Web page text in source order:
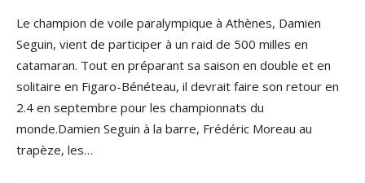
Le champion de voile paralympique à Athènes, Damien
Seguin, vient de participer à un raid de 500 milles en
catamaran. Tout en préparant sa saison en double et en
solitaire en Figaro-Bénéteau, il devrait faire son retour en
2.4 en septembre pour les championnats du
monde.Damien Seguin à la barre, Frédéric Moreau au
trapèze, les…